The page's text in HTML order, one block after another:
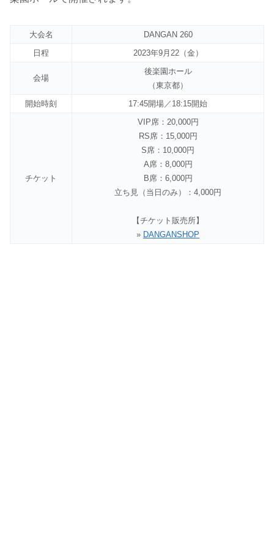
大会名
DANGAN 260
日程
2023年9月22（金）
会場
後楽園ホール
（東京都）
開始時刻
17:45開場／18:15開始
チケット
VIP席：20,000円
RS席：15,000円
S席：10,000円
A席：8,000円
B席：6,000円
立ち見（当日のみ）：4,000円
【チケット販売所】
» DANGANSHOP